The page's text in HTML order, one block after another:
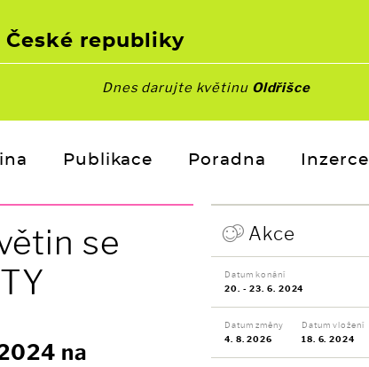
republiky
Dnes darujte květinu Oldřišce
Publikace Poradna Inzerce
se
na
Akce
Datum konání
20. - 23. 6. 2024
Datum změny
4. 8. 2026
Datum vložení
18. 6. 2024